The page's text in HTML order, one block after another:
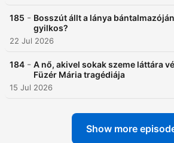
185 - Bosszút állt a lánya
gyilkos?
22 Jul 2026
184 - A nő, akivel sokak szeme láttára
Füzér Mária tragédiája
15 Jul 2026
Show more